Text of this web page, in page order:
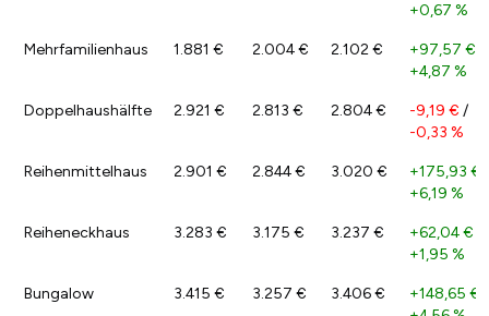
+0,67 %
Mehrfamilienhaus 1.881 € 2.004 € 2.102 € +97,57 €
+4,87 %
Doppelhaushälfte 2.921 € 2.813 € 2.804 € -9,19 € /
-0,33 %
Reihenmittelhaus 2.901 € 2.844 € 3.020 € +175,93 €
+6,19 %
Reiheneckhaus 3.283 € 3.175 € 3.237 € +62,04 €
+1,95 %
Bungalow 3.415 € 3.257 € 3.406 € +148,65 €